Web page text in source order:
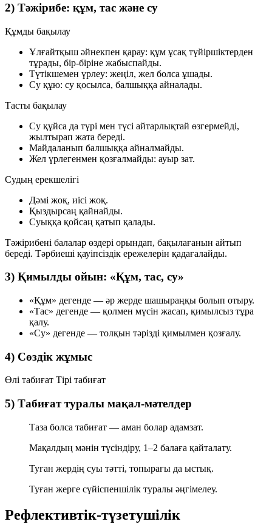
2) Тәжірибе: құм, тас және су
Құмды бақылау
Ұлғайтқыш әйнекпен қарау: құм ұсақ түйіршіктерден
тұрады, бір-біріне жабыспайды.
Түтікшемен үрлеу: жеңіл, жел болса ұшады.
Су құю: су қосылса, балшыққа айналады.
Тасты бақылау
Су құйса да түрі мен түсі айтарлықтай өзгермейді,
жылтырап жата береді.
Майдаланып балшыққа айналмайды.
Жел үрлегенмен қозғалмайды: ауыр зат.
Судың ерекшелігі
Дәмі жоқ, иісі жоқ.
Қыздырсаң қайнайды.
Суыққа қойсаң қатып қалады.
Тәжірибені балалар өздері орындап, бақылағанын айтып
береді. Тәрбиеші қауіпсіздік ережелерін қадағалайды.
3) Қимылды ойын: «Құм, тас, су»
«Құм» дегенде — әр жерде шашыраңқы болып отыру.
«Тас» дегенде — қолмен мүсін жасап, қимылсыз тұра
қалу.
«Су» дегенде — толқын тәрізді қимылмен қозғалу.
4) Сөздік жұмыс
Өлі табиғат Тірі табиғат
5) Табиғат туралы мақал-мәтелдер
Таза болса табиғат — аман болар адамзат.
Мақалдың мәнін түсіндіру, 1–2 балаға қайталату.
Туған жердің суы тәтті, топырағы да ыстық.
Туған жерге сүйіспеншілік туралы әңгімелеу.
Рефлективтік-түзетушілік